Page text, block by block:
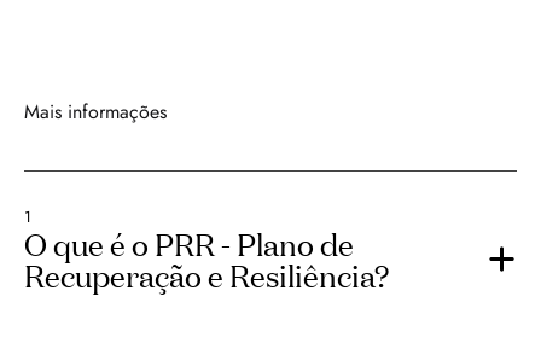
Mais informações
1
O que é o PRR - Plano de
Recuperação e Resiliência?